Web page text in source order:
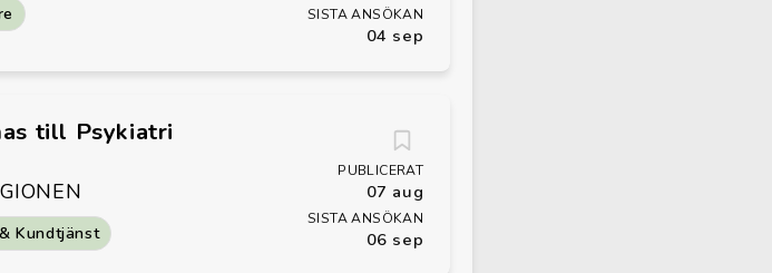
SISTA ANSÖKAN
04 sep
till Psykiatri
Kundtjänst
PUBLICERAT
07 aug
SISTA ANSÖKAN
06 sep